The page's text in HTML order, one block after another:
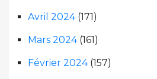
Avril 2024(171)
Mars 2024(161)
Février 2024(157)